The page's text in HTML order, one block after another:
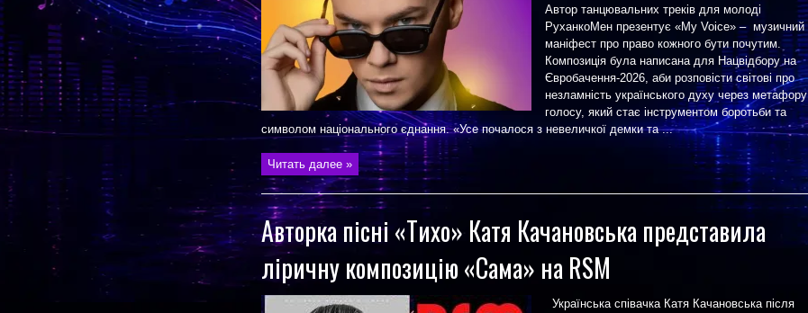
Автор танцювальних треків для молоді
РуханкоМен презентує «My Voice» – музичний
маніфест про право кожного бути почутим.
Композиція була написана для Нацвідбору на
Євробачення-2026, аби розповісти світові про
незламність українського духу через метафору
голосу, який стає інструментом боротьби та
символом національного єднання. «Усе почалося з невеличкої демки та ...
Читать далее »
Авторка пісні «Тихо» Катя Качановська представила
ліричну композицію «Сама» на RSM
Українська співачка Катя Качановська після